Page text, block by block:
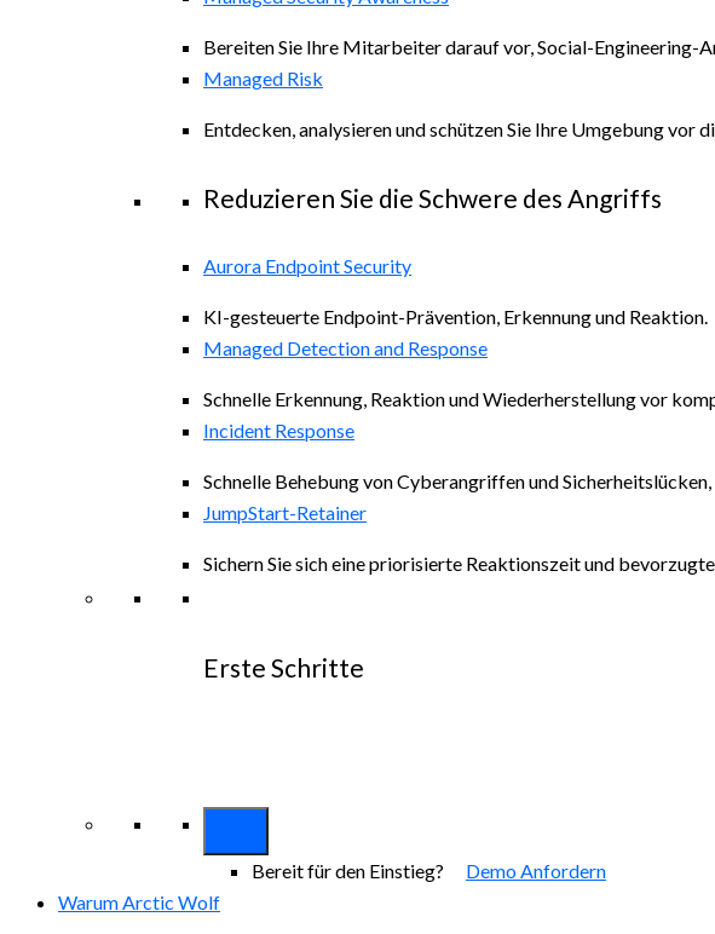
Bereiten Sie Ihre Mitarbeiter darauf vor, Social-Engineering-
Managed Risk
Entdecken, analysieren und schützen Sie Ihre Umgebung vor
Reduzieren Sie die Schwere des Angriffs
Aurora Endpoint Security
KI-gesteuerte Endpoint-Prävention, Erkennung und Reaktion.
Managed Detection and Response
Schnelle Erkennung, Reaktion und Wiederherstellung vor
Incident Response
Schnelle Behebung von Cyberangriffen und
JumpStart-Retainer
Sichern Sie sich eine priorisierte Reaktionszeit und
Erste Schritte
Bereit für den Einstieg? Demo Anfordern
Warum Arctic Wolf